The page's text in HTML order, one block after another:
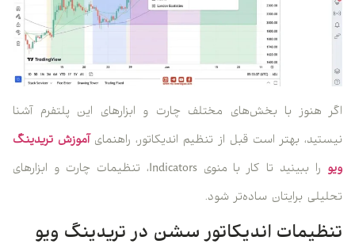
اگر هنوز با بخش‌های مختلف چارت و ابزارهای این پلتفرم آشنا
نیستید، بهتر است قبل از تنظیم اندیکاتور، راهنمای آموزش تریدینگ
ویو
را ببینید تا کار با منوی Indicators، تنظیمات چارت و ابزارهای
تحلیلی برایتان ساده‌تر شود.
تنظیمات اندیکاتور سشن در تریدینگ ویو